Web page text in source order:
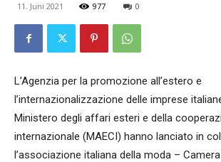
11. Juni 2021 977 0
L’Agenzia per la promozione all’estero e
l’internazionalizzazione delle imprese
Ministero degli affari esteri e della
internazionale (MAECI) hanno lanciato in
l’associazione italiana della moda –